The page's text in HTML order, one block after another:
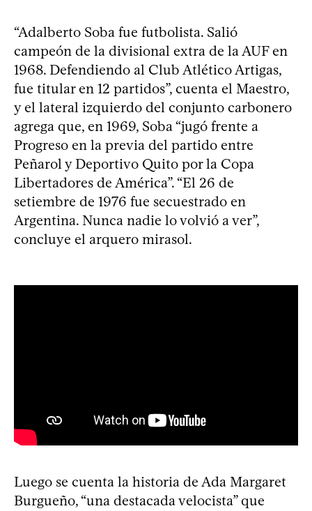
“Adalberto Soba fue futbolista. Salió
campeón de la divisional extra de la AUF en
1968. Defendiendo al Club Atlético Artigas,
fue titular en 12 partidos”, cuenta el Maestro,
y el lateral izquierdo del conjunto carbonero
agrega que, en 1969, Soba “jugó frente a
Progreso en la previa del partido entre
Peñarol y Deportivo Quito por la Copa
Libertadores de América”. “El 26 de
setiembre de 1976 fue secuestrado en
Argentina. Nunca nadie lo volvió a ver”,
concluye el arquero mirasol.
Luego se cuenta la historia de Ada Margaret
Burgueño, “una destacada velocista” que